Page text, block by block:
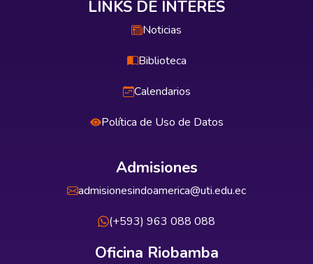
LINKS DE INTERÉS
Noticias
Biblioteca
Calendarios
Política de Uso de Datos
Admisiones
admisionesindoamerica@uti.edu.ec
(+593) 963 088 088
Oficina Riobamba